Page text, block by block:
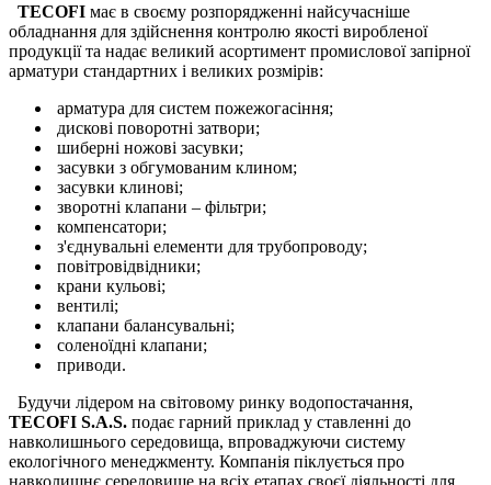
ТЕСOFI має в своєму розпорядженні найсучасніше
обладнання для здійснення контролю якості виробленої
продукції та надає великий асортимент промислової запірної
арматури стандартних і великих розмірів:
арматура для систем пожежогасіння;
дискові поворотні затвори;
шиберні ножові засувки;
засувки з обгумованим клином;
засувки клинові;
зворотні клапани – фільтри;
компенсатори;
з'єднувальні елементи для трубопроводу;
повітровідвідники;
крани кульові;
вентилі;
клапани балансувальні;
соленоїдні клапани;
приводи.
Будучи лідером на світовому ринку водопостачання,
ТЕСOFI S.A.S. подає гарний приклад у ставленні до
навколишнього середовища, впроваджуючи систему
екологічного менеджменту. Компанія піклується про
навколишнє середовище на всіх етапах своєї діяльності для